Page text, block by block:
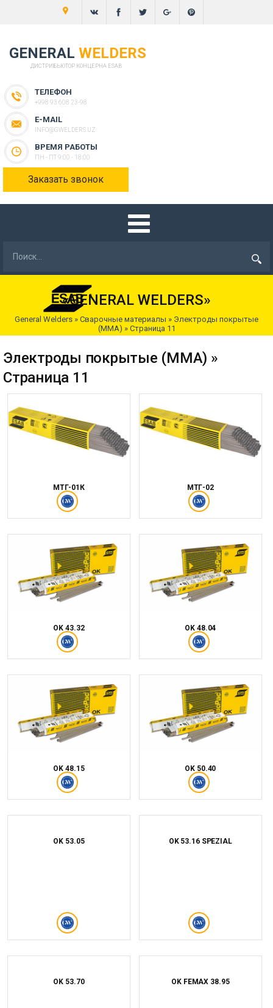
GENERAL WELDERS
ДИСТРИБЬЮТОР КОНЦЕРНА ESAB
ТЕЛЕФОН
+998 93 608 23-98
E-MAIL
INFO@GWELDERS.UZ
ВРЕМЯ РАБОТЫ
ПН - ПТ 9:00 - 18:00
Заказать звонок
«GENERAL WELDERS»
General Welders » Сварочные материалы » Электроды покрытые
(ММА) » Страница 11
Электроды покрытые (ММА) »
Страница 11
МТГ-01К МТГ-02
OK 43.32 OK 48.04
OK 48.15 OK 50.40
OK 53.05 OK 53.16 SPEZIAL
OK 53.70 OK FEMAX 38.95